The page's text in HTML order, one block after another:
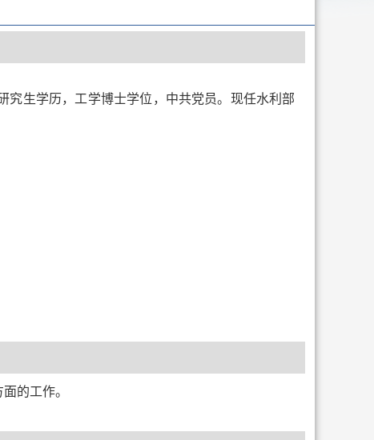
究生学历，工学博士学位，中共党员。现任水利部
的工作。